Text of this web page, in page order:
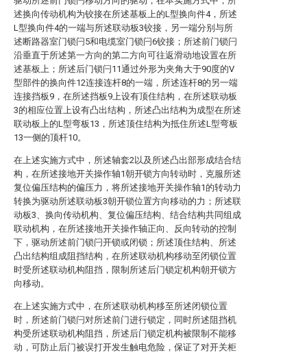
述换向传动机构为铰接在所述基板上的L型换向件4，所述
L型换向件4的一端与所述联动板3铰接，另一端分别与所
述断路器室门锁闩5和电缆室门锁闩6铰接；所述前门锁闩
沿垂直于所述第一方向的第二方向可往返滑动地设置在所
述基板上；所述后门锁闩11通过外形为夹角大于90度的V
型部件的换向件12连接连杆8的一端，所述连杆8的另一端
连接挡板9，在所述挡板9上设有顶住结构，在所述联动板
3的相应位置上设有凸出结构，所述凸出结构为成型在所述
联动板上的L型弯板13，所述顶住结构为抵住所述L型弯板
13一侧的顶杆10。
在上述实施方式中，所述轴套2以及所述凸出部形成结合结
构，在所述接地开关操作轴1朝开锁方向转动时，克服所述
复位偏压结构的偏压力，将所述接地开关操作轴1的转动力
转换为驱动所述联动板3朝开锁位置方向移动的力；所述联
动板3、换向传动机构、复位偏压结构、结合结构共同组成
联动机构，在所述接地开关操作轴正向、反向转动的控制
下，驱动所述前门锁闩开锁或闭锁；所述顶住结构、所述
凸出结构组成阻挡结构，在所述联动机构移动至闭锁位置
时受所述联动机构阻挡，限制所述后门锁定机构朝开锁方
向移动。
在上述实施方式中，在所述联动机构移至所述闭锁位置
时，所述前门锁闩对所述前门进行锁定，同时所述阻挡机
构受所述联动机构阻挡，所述后门锁定机构被限制不能移
动，可防止后门被误打开发生触电危险，保证了对开关柜